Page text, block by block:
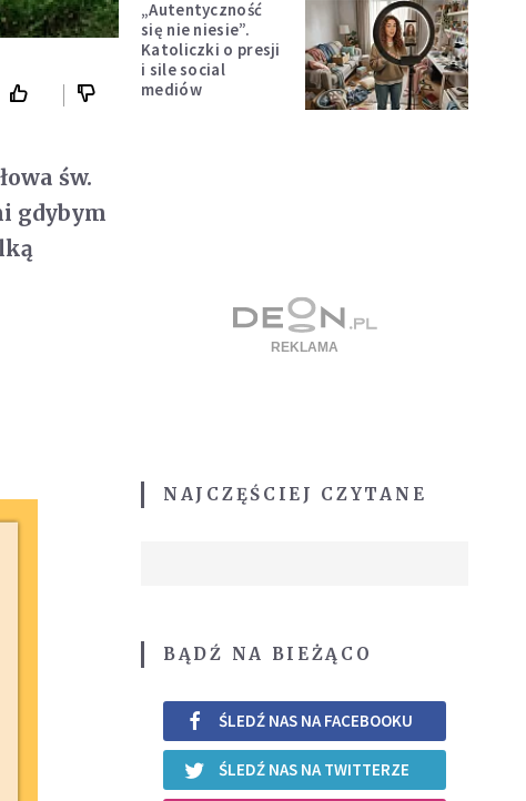
św.
gdybym
„Autentyczność
się nie niesie”.
Katoliczki o presji
i sile social
mediów
NAJCZĘŚCIEJ CZYTANE
BĄDŹ NA BIEŻĄCO
ŚLEDŹ NAS NA FACEBOOKU
ŚLEDŹ NAS NA TWITTERZE